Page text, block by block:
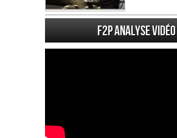
F2P Analyse vidéo